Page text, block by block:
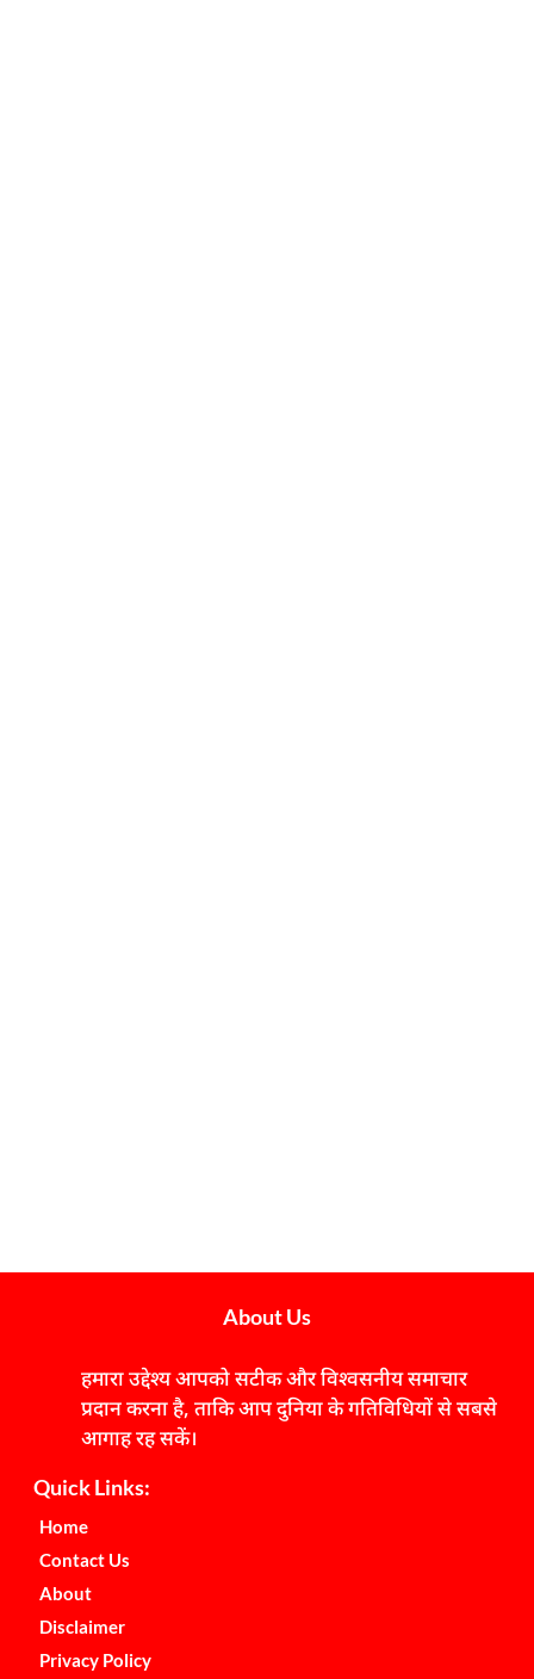
About Us
हमारा उद्देश्य आपको सटीक और विश्वसनीय समाचार
प्रदान करना है, ताकि आप दुनिया के गतिविधियों से सबसे
आगाह रह सकें।
Quick Links:
Home
Contact Us
About
Disclaimer
Privacy Policy